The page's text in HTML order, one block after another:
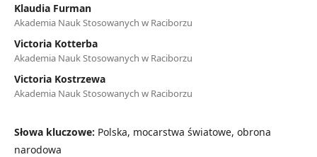
Klaudia Furman
Akademia Nauk Stosowanych w Raciborzu
Victoria Kotterba
Akademia Nauk Stosowanych w Raciborzu
Victoria Kostrzewa
Akademia Nauk Stosowanych w Raciborzu
Słowa kluczowe: Polska, mocarstwa światowe, obrona
narodowa